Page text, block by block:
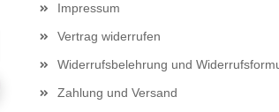
Impressum
Vertrag widerrufen
Widerrufsbelehrung und
Zahlung und Versand